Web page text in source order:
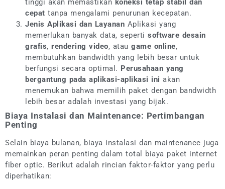
tinggi akan memastikan koneksi tetap stabil dan
cepat tanpa mengalami penurunan kecepatan.
Jenis Aplikasi dan Layanan Aplikasi yang
memerlukan banyak data, seperti software desain
grafis, rendering video, atau game online,
membutuhkan bandwidth yang lebih besar untuk
berfungsi secara optimal. Perusahaan yang
bergantung pada aplikasi-aplikasi ini akan
menemukan bahwa memilih paket dengan bandwidth
lebih besar adalah investasi yang bijak.
Biaya Instalasi dan Maintenance: Pertimbangan
Penting
Selain biaya bulanan, biaya instalasi dan maintenance juga
memainkan peran penting dalam total biaya paket internet
fiber optic. Berikut adalah rincian faktor-faktor yang perlu
diperhatikan: